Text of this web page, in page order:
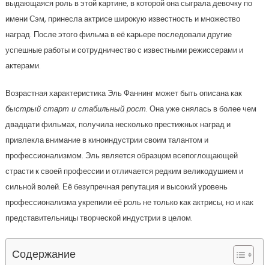
выдающаяся роль в этой картине, в которой она сыграла девочку по
имени Сэм, принесла актрисе широкую известность и множество
наград. После этого фильма в её карьере последовали другие
успешные работы и сотрудничество с известными режиссерами и
актерами.
Возрастная характеристика Эль Фаннинг может быть описана как
быстрый старт и стабильный рост. Она уже снялась в более чем
двадцати фильмах, получила несколько престижных наград и
привлекла внимание в киноиндустрии своим талантом и
профессионализмом. Эль является образцом всепоглощающей
страсти к своей профессии и отличается редким великодушием и
сильной волей. Её безупречная репутация и высокий уровень
профессионализма укрепили её роль не только как актрисы, но и как
представительницы творческой индустрии в целом.
Содержание